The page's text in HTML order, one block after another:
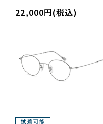
22,000円(税込)